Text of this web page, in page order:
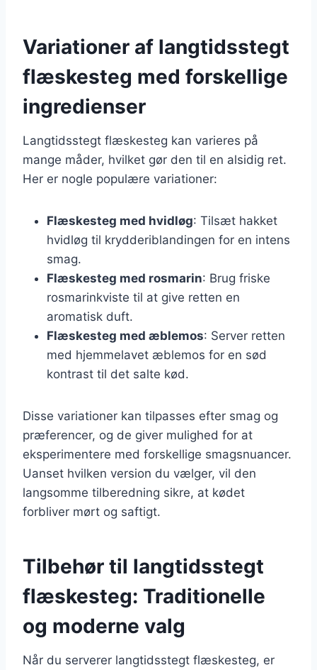
Variationer af langtidsstegt
flæskesteg med forskellige
ingredienser
Langtidsstegt flæskesteg kan varieres på
mange måder, hvilket gør den til en alsidig ret.
Her er nogle populære variationer:
Flæskesteg med hvidløg: Tilsæt hakket
hvidløg til krydderiblandingen for en intens
smag.
Flæskesteg med rosmarin: Brug friske
rosmarinkviste til at give retten en
aromatisk duft.
Flæskesteg med æblemos: Server retten
med hjemmelavet æblemos for en sød
kontrast til det salte kød.
Disse variationer kan tilpasses efter smag og
præferencer, og de giver mulighed for at
eksperimentere med forskellige smagsnuancer.
Uanset hvilken version du vælger, vil den
langsomme tilberedning sikre, at kødet
forbliver mørt og saftigt.
Tilbehør til langtidsstegt
flæskesteg: Traditionelle
og moderne valg
Når du serverer langtidsstegt flæskesteg, er